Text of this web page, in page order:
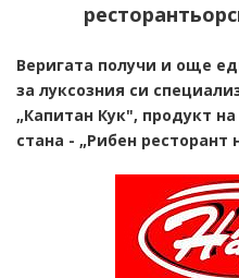
Веригата получи и още
за луксозния си
„Капитан Кук", продукт
стана - „Рибен ресторант